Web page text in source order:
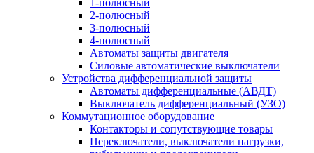
2-полюсный
3-полюсный
4-полюсный
Автоматы защиты двигателя
Силовые автоматические выключатели
Устройства дифференциальной защиты
Автоматы дифференциальные (АВДТ)
Выключатель дифференциальный (УЗО)
Коммутационное оборудование
Контакторы и сопутствующие товары
Переключатели, выключатели нагрузки,